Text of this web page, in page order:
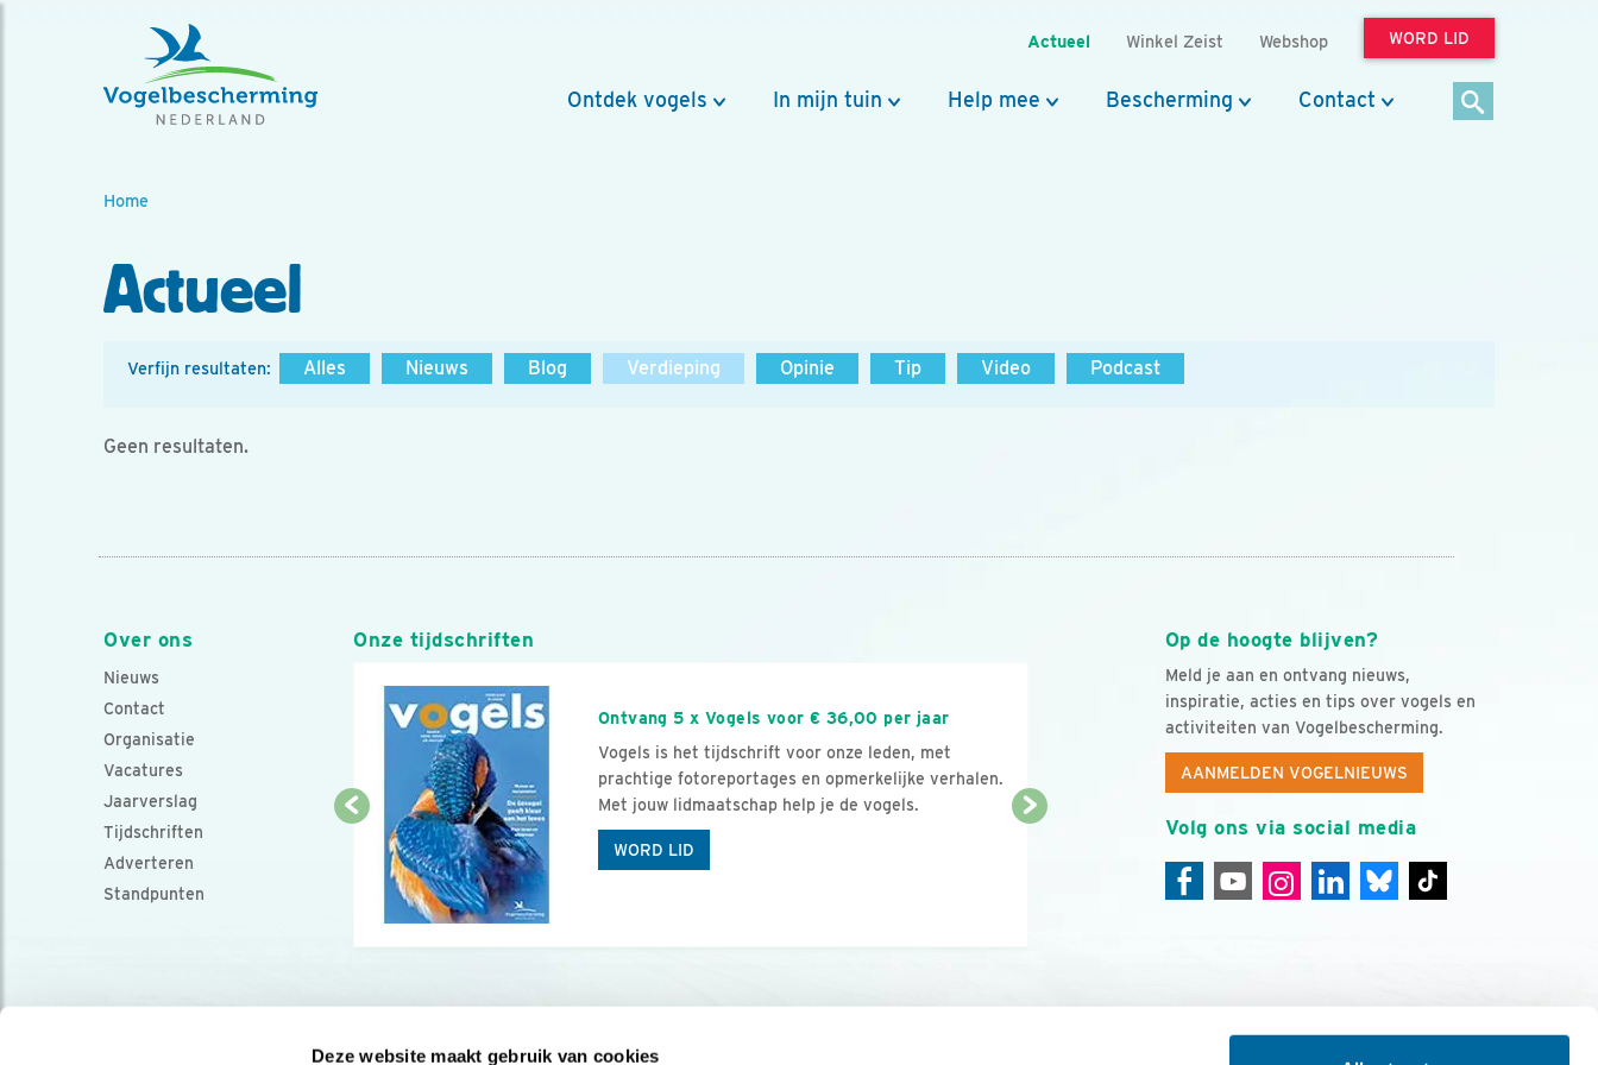
Deze website maakt gebruik van cookies
Actueel Winkel Zeist Webshop WORD LID
Ontdek vogels In mijn tuin Help mee Bescherming Contact
Home
Actueel
Verfijn resultaten: Alles Nieuws Blog Verdieping Opinie Tip Video Podcast
Geen resultaten.
Over ons
Nieuws
Contact
Organisatie
Vacatures
Jaarverslag
Tijdschriften
Adverteren
Standpunten
Op de hoogte blijven?
Meld je aan en ontvang nieuws,
inspiratie, acties en tips over vogels en
activiteiten van Vogelbescherming.
AANMELDEN VOGELNIEUWS
Volg ons via social media
Onze tijdschriften
Ontvang 5 x Vogels voor € 36,00 per jaar
Vogels is het tijdschrift voor onze leden, met
prachtige fotoreportages en opmerkelijke verhalen.
Met jouw lidmaatschap help je de vogels.
WORD LID